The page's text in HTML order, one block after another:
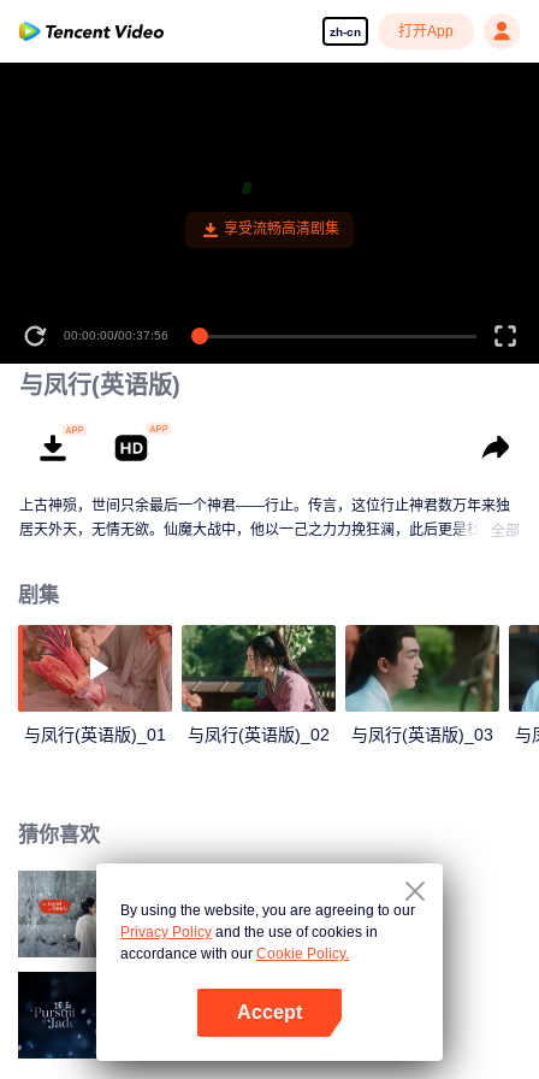
zh-cn 打开App
享受流畅高清剧集
00:00:00/00:37:56
与凤行(英语版)
上古神殒，世间只余最后一个神君——行止。传言，这位行止神君数万年来独
居天外天，无情无欲。仙魔大战中，他以一己之力力挽狂澜，此后更是杜门却
形，负伤坠落人间。重伤昏迷之际，凡间小贩将她当作肥鸡，拔光了全身的
毛，关在笼中待售。沈璃醒来后被此情形气了个仰倒，却又无计可施。正蔫头
耷脑之际，一个青衣白裳的清秀男子路过，若有所思地盯了她许久，随即笑
道：“我要这只。”两人的命运被一场看似不经意的交易紧紧地扭结在了一起……
全部
剧集
与凤行(英语版)_01 与凤行(英语版)_02 与凤行(英语版)_03 与
猜你喜欢
与凤行
逐玉（英语版）
By using the website, you are agreeing to our
Privacy Policy and the use of cookies in
accordance with our Cookie Policy.
Accept